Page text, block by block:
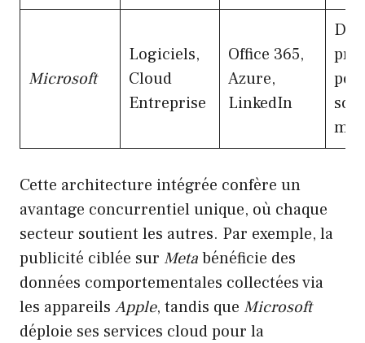
Microsoft
Logiciels,
Cloud
Entreprise
Office 365,
Azure,
LinkedIn
Cette architecture intégrée confère un
avantage concurrentiel unique, où chaque
secteur soutient les autres. Par exemple, la
publicité ciblée sur Metabénéficie des
données comportementales collectées via
les appareils Apple, tandis que Microsoft
déploie ses services cloud pour la